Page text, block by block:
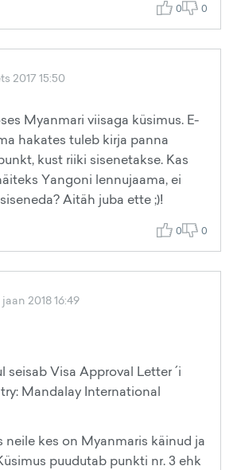
0 0
2017 15:50
Myanmari viisaga küsimus. E-
hakates tuleb kirja panna
kust riiki sisenetakse. Kas
Yangoni lennujaama, ei
Aitäh juba ette ;)!
0 0
jaan 2018 16:49
seisab Visa Approval Letter ´i
Mandalay International
neile kes on Myanmaris käinud ja
puudutab punkti nr. 3 ehk